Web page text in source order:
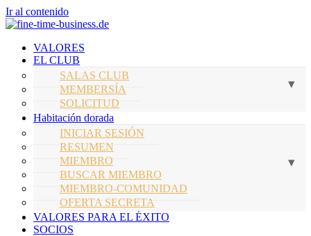
Ir al contenido
VALORES
EL CLUB
SALAS CLUB
MEMBERSÍA
SOLICITUD
Habitación dorada
INICIAR SESIÓN
RESUMEN
MIEMBRO
BUSCAR MIEMBRO
MIEMBRO-COMUNIDAD
OFERTA SECRETA
VALORES PARA EL ÉXITO
SOCIOS